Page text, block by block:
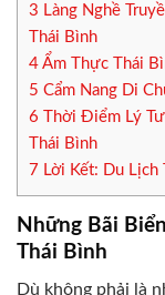
3 Làng Nghề
Thái Bình
4 Ẩm Thực Thái
5 Cẩm Nang Di
6 Thời Điểm Lý
Thái Bình
7 Lời Kết: Du
Những Bãi
Thái Bình
Dù không phải là